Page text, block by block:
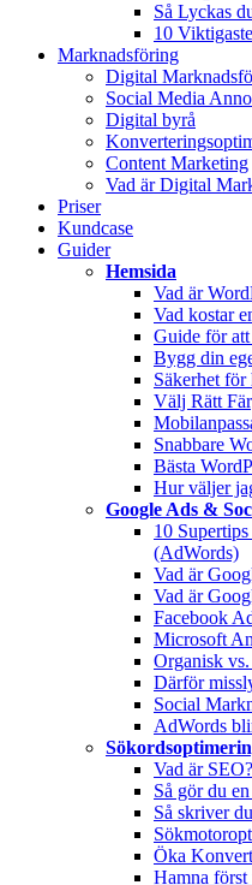
Så Lyckas
10
Marknadsföring
Digital
Social Media
Digital byrå
Content Marketing
Vad är Digital
Priser
Kundcase
Guider
Hemsida
Vad är
Vad kostar
Guide för
Bygg din
Säkerhet för
Välj Rätt
Snabbare
Bästa
Hur väljer
Google Ads &
10
(AdWords)
Vad är
Vad är
Facebook
Microsoft
Organisk
Därför
Social
AdWords
Vad är SEO?
Så gör du
Så skriver
Öka
Hamna